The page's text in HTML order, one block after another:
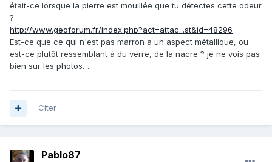
était-ce lorsque la pierre est mouillée que tu détectes cette odeur
?
http://www.geoforum.fr/index.php?act=attac...st&id=48296
Est-ce que ce qui n'est pas marron a un aspect métallique, ou
est-ce plutôt ressemblant à du verre, de la nacre ? je ne vois pas
bien sur les photos…
Citer
Pablo87